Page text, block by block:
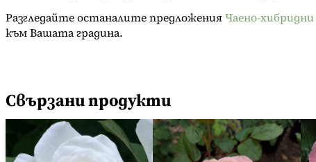
Разгледайте останалите предложенияЧаено-хибридни
към Вашата градина.
Свързани продукти